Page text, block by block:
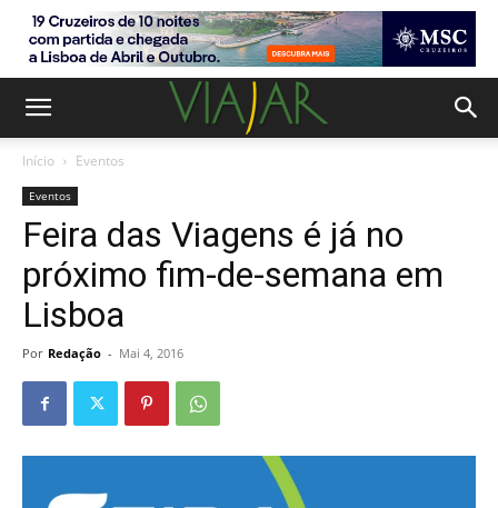
Início Eventos
Eventos
Feira das Viagens é já no
próximo fim-de-semana em
Lisboa
Por Redação - Mai 4, 2016